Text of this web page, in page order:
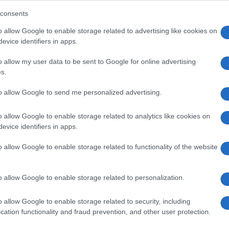
allow Google to enable storage related to advertising like cookies on
identifiers in apps.
allow my user data to be sent to Google for online advertising
allow Google to send me personalized advertising.
allow Google to enable storage related to analytics like cookies on
identifiers in apps.
allow Google to enable storage related to functionality of the website
allow Google to enable storage related to personalization.
allow Google to enable storage related to security, including
functionality and fraud prevention, and other user protection.
kazensko odgovoren za javno spodbujanje sovraštva, nasilja ali nestrpnosti.
vsebinami bodo odstranjeni.